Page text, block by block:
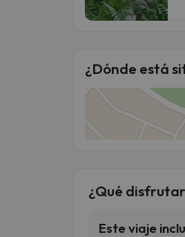
¿Dónde está
¿Qué
Este viaje